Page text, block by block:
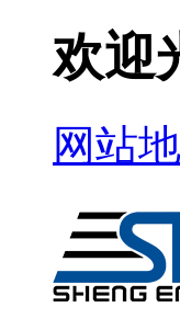
欢迎
网站